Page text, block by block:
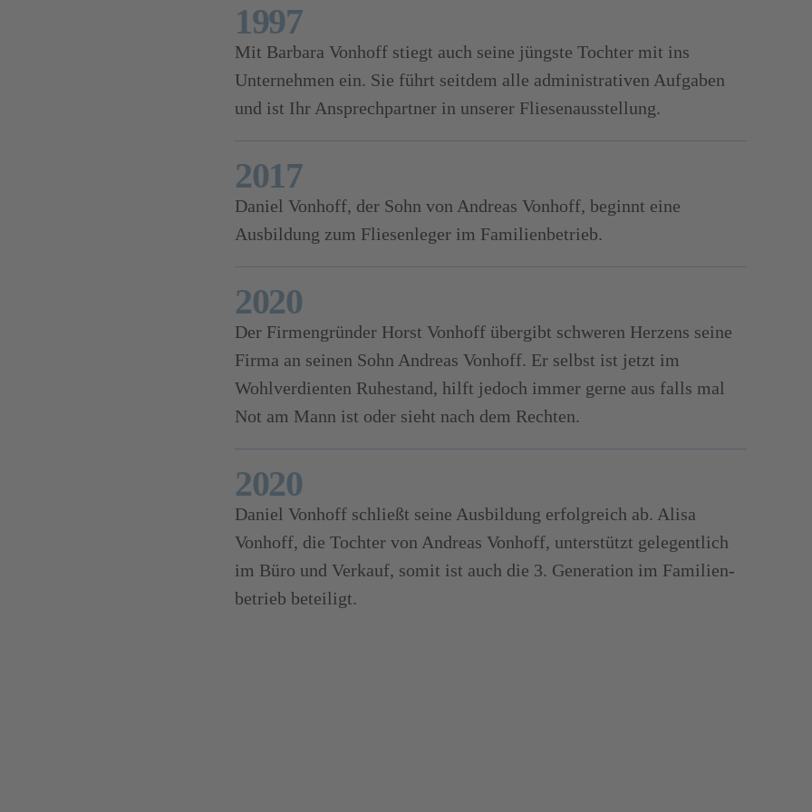
19961994
19961996
2001
1997
Mit Barbara Vonhoff stiegt auch seine jüngste Tochter mit ins
Unternehmen ein. Sie führt seitdem alle administrativen Aufgaben
und ist Ihr Ansprechpartner in unserer Fliesenausstellung.
2017
Daniel Vonhoff, der Sohn von Andreas Vonhoff, beginnt eine
Ausbildung zum Fliesenleger im Familienbetrieb.
2020
Der Firmengründer Horst Vonhoff übergibt schweren Herzens seine
Firma an seinen Sohn Andreas Vonhoff. Er selbst ist jetzt im
Wohlverdienten Ruhestand, hilft jedoch immer gerne aus falls mal
Not am Mann ist oder sieht nach dem Rechten.
2020
Daniel Vonhoff schließt seine Ausbildung erfolgreich ab. Alisa
Vonhoff, die Tochter von Andreas Vonhoff, unterstützt gelegentlich
im Büro und Verkauf, somit ist auch die 3. Generation im Familien­
betrieb beteiligt.